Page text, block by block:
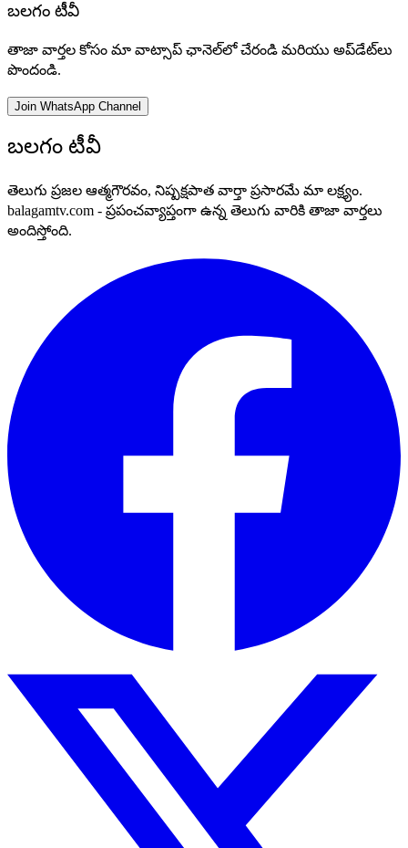
బలగం టీవీ
తాజా వార్తల కోసం మా వాట్సాప్ ఛానెల్‌లో చేరండి మరియు అప్‌డేట్‌లు
పొందండి.
Join WhatsApp Channel
బలగం టీవీ
తెలుగు ప్రజల ఆత్మగౌరవం, నిష్పక్షపాత వార్తా ప్రసారమే మా లక్ష్యం.
balagamtv.com - ప్రపంచవ్యాప్తంగా ఉన్న తెలుగు వారికి తాజా వార్తలు
అందిస్తోంది.